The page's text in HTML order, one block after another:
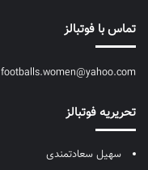
تماس با فوتبالز
footballs.women@yahoo.com
تحریریه فوتبالز
سهیل سعادتمندی